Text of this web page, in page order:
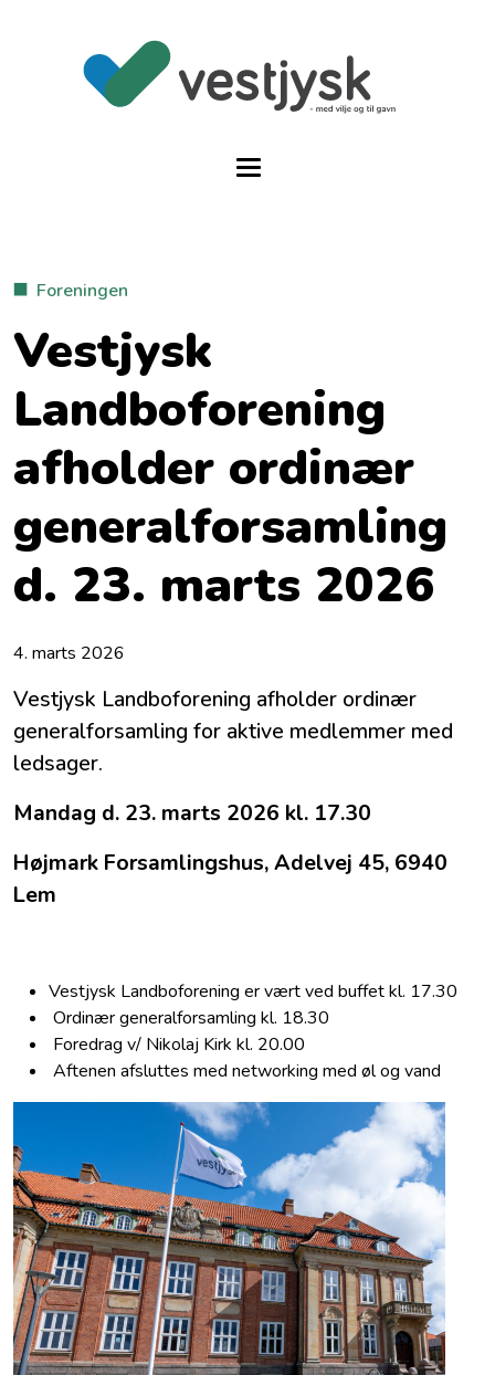
Foreningen
Vestjysk
Landboforening
afholder ordinær
generalforsamling
d. 23. marts 2026
4. marts 2026
Vestjysk Landboforening afholder ordinær
generalforsamling for aktive medlemmer med
ledsager.
Mandag d. 23. marts 2026 kl. 17.30
Højmark Forsamlingshus, Adelvej 45, 6940
Lem
Vestjysk Landboforening er vært ved buffet kl. 17.30
Ordinær generalforsamling kl. 18.30
Foredrag v/ Nikolaj Kirk kl. 20.00
Aftenen afsluttes med networking med øl og vand